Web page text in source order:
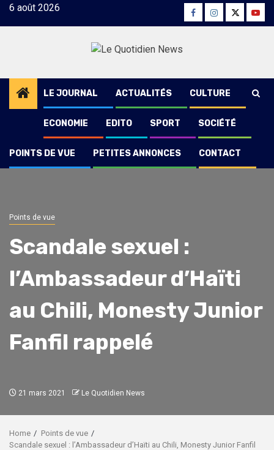
Skip6 août 2026 Facebook
Instagram
Twitter
LE JOURNAL ACTUALITÉS CULTURE
ECONOMIE EDITO SPORT SOCIÉTÉ
POINTS DE VUE PETITES ANNONCES CONTACT
Points de vue
Scandale sexuel :
l’Ambassadeur d’Haïti
au Chili, Monesty Junior
Fanfil rappelé
21 mars 2021 Le Quotidien News
Home
Points de vue
Scandale sexuel : l’Ambassadeur d’Haïti au Chili, Monesty Junior Fanfil